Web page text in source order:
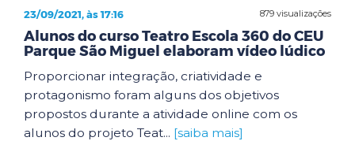
879 visualizações
23/09/2021, às 17:16
Alunos do curso Teatro Escola 360 do CEU
Parque São Miguel elaboram vídeo lúdico
Proporcionar integração, criatividade e
protagonismo foram alguns dos objetivos
propostos durante a atividade online com os
alunos do projeto Teat... [saiba mais]